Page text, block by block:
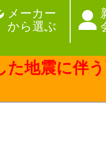
メーカー
から選ぶ
季休暇のお
た地震に伴